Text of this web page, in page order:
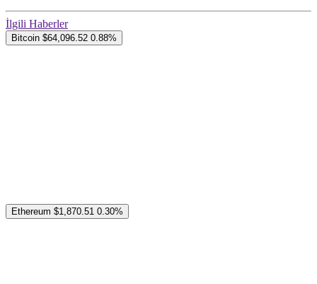
İlgili Haberler
Bitcoin $64,096.52 0.88%
Ethereum $1,870.51 0.30%